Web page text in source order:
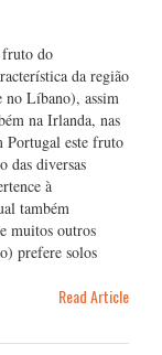
fruto do
da região
no Líbano), assim
na Irlanda, nas
Portugal este fruto
das diversas
à
também
muitos outros
prefere solos
Read Article